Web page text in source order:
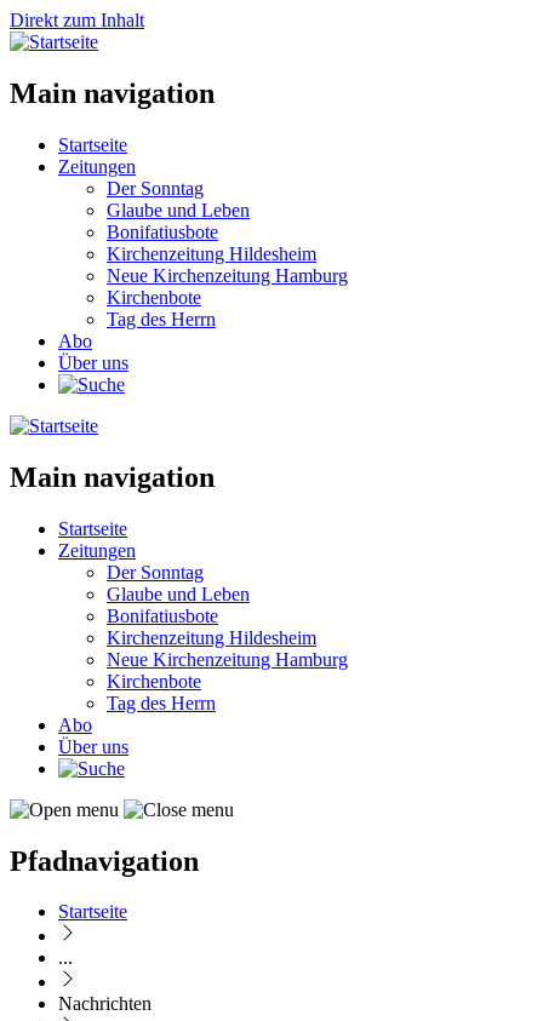
Direkt zum Inhalt
Main navigation
Startseite
Zeitungen
Der Sonntag
Glaube und Leben
Bonifatiusbote
Kirchenzeitung Hildesheim
Neue Kirchenzeitung Hamburg
Kirchenbote
Tag des Herrn
Abo
Über uns
Main navigation
Startseite
Zeitungen
Der Sonntag
Glaube und Leben
Bonifatiusbote
Kirchenzeitung Hildesheim
Neue Kirchenzeitung Hamburg
Kirchenbote
Tag des Herrn
Abo
Über uns
Pfadnavigation
Startseite
...
Nachrichten